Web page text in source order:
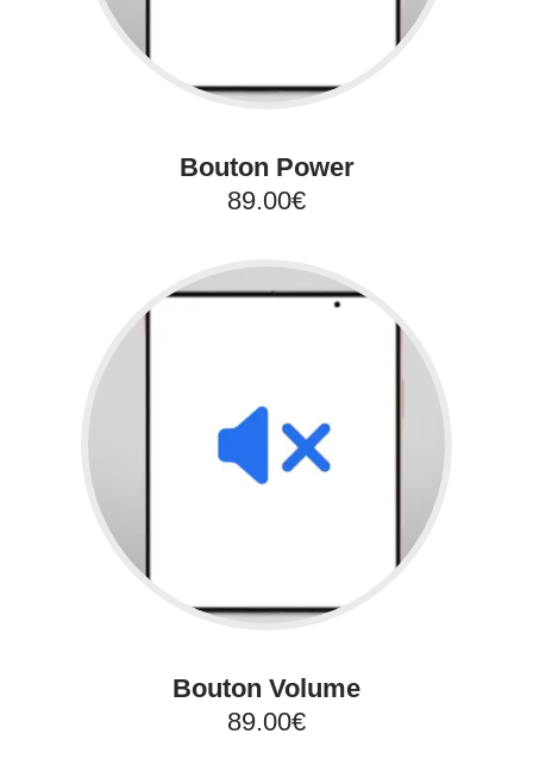
Bouton Power
89.00€
Bouton Volume
89.00€